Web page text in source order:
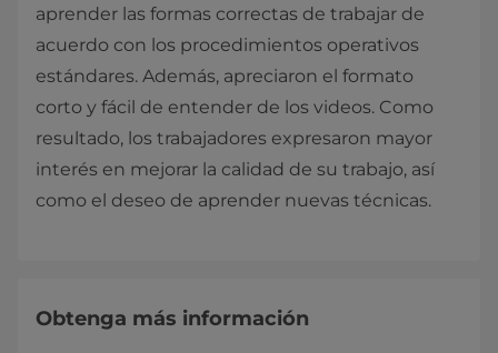
aprender las formas correctas de trabajar de
acuerdo con los procedimientos operativos
estándares. Además, apreciaron el formato
corto y fácil de entender de los videos. Como
resultado, los trabajadores expresaron mayor
interés en mejorar la calidad de su trabajo, así
como el deseo de aprender nuevas técnicas.
Obtenga más información